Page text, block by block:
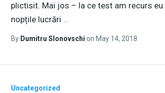
plictisit. Mai jos – la ce test am recurs
nopțile lucrări …
By Dumitru Slonovschi on May 14, 2018
Uncategorized